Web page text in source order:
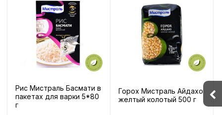
Рис Мистраль Басмати в
пакетах для варки 5*80
г
Горох Мистраль Айдахо
желтый колотый 500 г